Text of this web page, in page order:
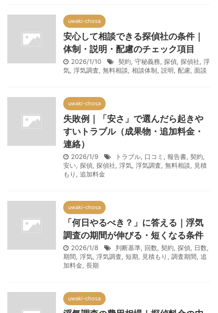
uwaki-chosa
安心して相談できる探偵社の条件｜
体制・説明・配慮のチェック項目
2026/1/10 契約, 守秘義務, 探偵, 探偵社, 浮
気, 浮気調査, 無料相談, 相談体制, 説明, 配慮, 面談
uwaki-chosa
失敗例｜「安さ」で選んだら起きや
すいトラブル（成果物・追加料金・
連絡）
2026/1/9 トラブル, 口コミ , 報告書, 契約,
安い, 探偵, 探偵社, 浮気, 浮気調査, 無料相談, 見積
もり , 追加料金
uwaki-chosa
「何日やるべき？」に答える｜浮気
調査の期間が伸びる・短くなる条件
2026/1/8 判断基準, 回数, 契約, 探偵, 日数,
期間, 浮気, 浮気調査, 短期, 見積もり , 調査期間, 追
加料金, 長期
uwaki-chosa